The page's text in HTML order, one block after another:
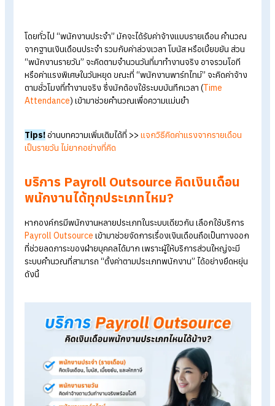
การคิดเงินเดือนพนักงานแต่ล
ประเภทแตกต่างกันอย่างไร
จ้างเหมือนกัน เพราะลักษณะการจ้างงานแตกต่างกันไปตามหน้าที่
ความถี่ในการทำงาน และข้อตกลงของบริษัท
โดยทั่วไป “พนักงานประจำ” มักจะได้รับค่าจ้างแบบรายเดือน คำน
“พนักงานรายวัน” จะคิดตามจำนวนวันที่มาทำงานจริง อาจรวมโอที
หรือค่าแรงพิเศษในวันหยุด ขณะที่ “พนักงานพาร์ทไทม์” จะคิดค่าจ้
ตามชั่วโมงที่ทำงานจริง ซึ่งมักต้องใช้ระบบบันทึกเวลา (Time
Attendance
อ่านบทความเพิ่มเติมได้ที่ >>
แจกวิธีคิดค่าแรงจากรายเดือ
เป็นรายวัน ไม่ยากอย่างที่คิด
บริการ Payroll Outsource คิดเงินเดือน
พนักงานได้ทุกประเภทไหม?